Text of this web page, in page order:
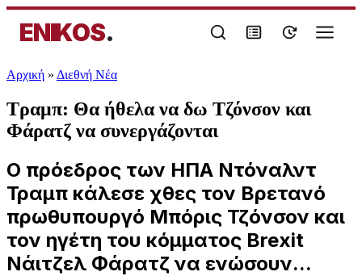
ENIKOS.
Αρχική » Διεθνή Νέα
Τραμπ: Θα ήθελα να δω Τζόνσον και
Φάρατζ να συνεργάζονται
Ο πρόεδρος των ΗΠΑ Ντόναλντ
Τραμπ κάλεσε χθες τον Βρετανό
πρωθυπουργό Μπόρις Τζόνσον και
τον ηγέτη του κόμματος Brexit
Νάιτζελ Φάρατζ να ενώσουν...